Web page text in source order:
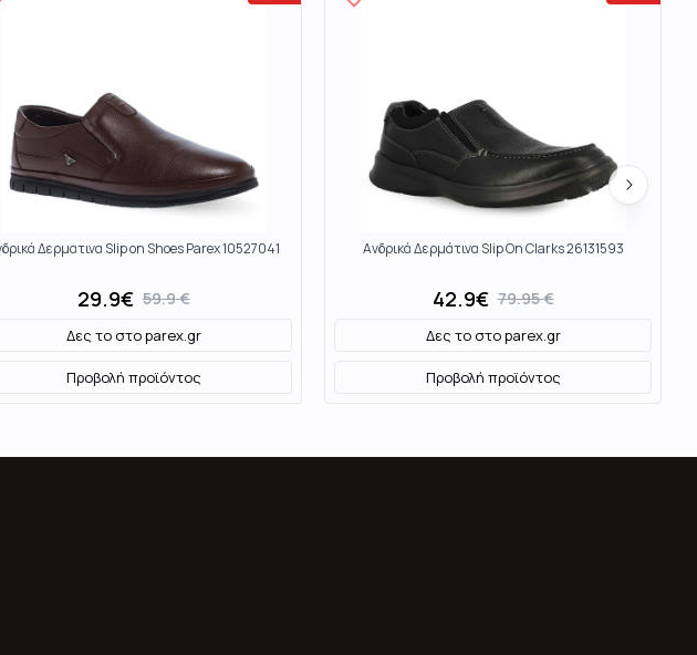
Δερματινα Slip on Shoes Parex 10527041
29.9€ 59.9€
Δες το στοparex.gr
Προβολή προϊόντος
Ανδρικά Δερμάτινα Slip On Clarks 26131593
42.9€ 79.95€
Δες το στοparex.gr
Προβολή προϊόντος